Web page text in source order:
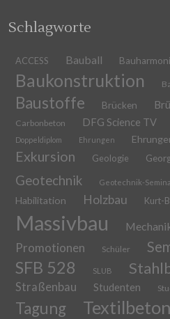
Schlagworte
ACCESS Bauball
Baukonstruktion
Baustoffe Brücken
Carbonbeton DFG Science TV
Doppeldiplom Ehrungen
Exkursion Geologie
Geotechnik Geotechnik-
Habilitation Holzbau Kurt-
Massivbau
Promotionen Schüler
SFB 528 SLUB
Straßenbau Studenten
Tagung Textilbeton